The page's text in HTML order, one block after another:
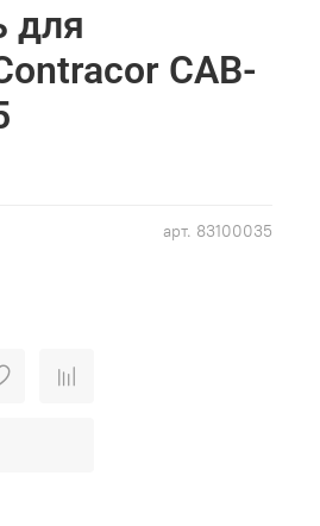
арт. 83100035
для
CAB-